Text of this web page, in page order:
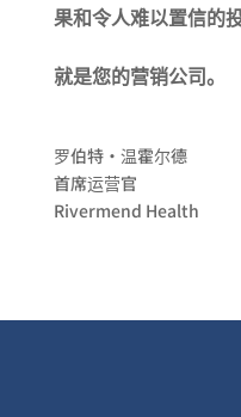
果和令人难以置信的
就是您的营销公司。
罗伯特·温霍尔德
首席运营官
Rivermend Health